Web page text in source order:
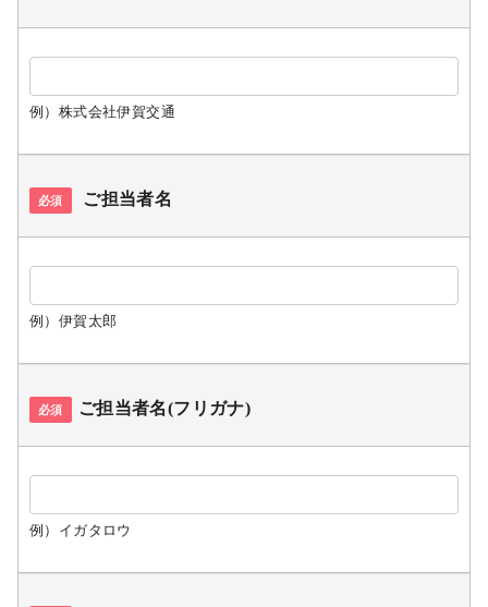
例）株式会社伊賀交通
必須 ご担当者名
例）伊賀太郎
必須 ご担当者名(フリガナ)
例）イガタロウ